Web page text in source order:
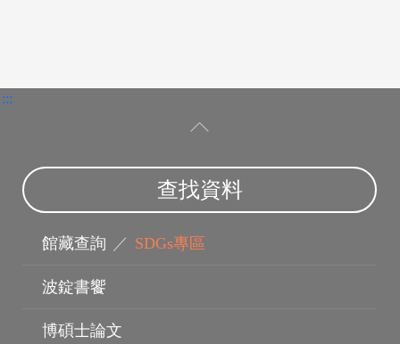
:::
查找資料
館藏查詢 ／ SDGs專區
波錠書饗
博碩士論文